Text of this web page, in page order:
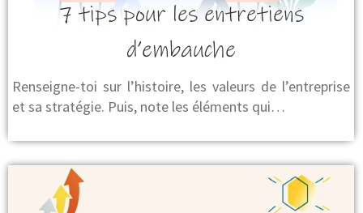
7 tips pour les entretiens
d’embauche
Renseigne-toi sur l’histoire, les valeurs de l’entreprise
et sa stratégie. Puis, note les éléments qui…